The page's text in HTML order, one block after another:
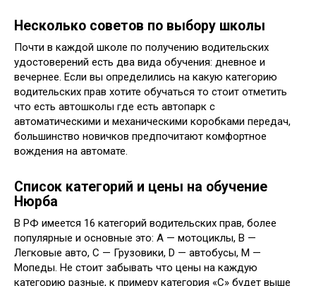
Несколько советов по выбору школы
Почти в каждой школе по получению водительских
удостоверений есть два вида обучения: дневное и
вечернее. Если вы определились на какую категорию
водительских прав хотите обучаться то стоит отметить
что есть автошколы где есть автопарк с
автоматическими и механическими коробками передач,
большинство новичков предпочитают комфортное
вождения на автомате.
Список категорий и цены на обучение
Нюрба
В РФ имеется 16 категорий водительских прав, более
популярные и основные это: А — мотоциклы, В —
Легковые авто, С — Грузовики, D — автобусы, М —
Мопеды. Не стоит забывать что цены на каждую
категорию разные, к примеру категория «С» будет выше